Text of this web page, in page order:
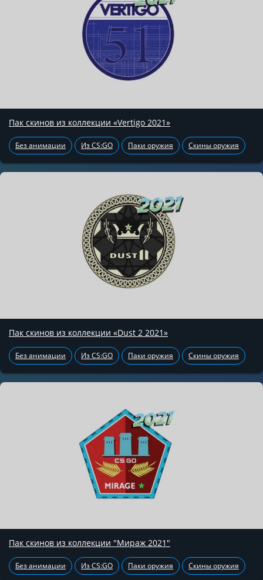
Пак скинов из коллекции «Vertigo 2021»
Без анимации Из CS:GO Паки оружия Скины оружия
Пак скинов из коллекции «Dust 2 2021»
Без анимации Из CS:GO Паки оружия Скины оружия
Пак скинов из коллекции "Мираж 2021"
Без анимации Из CS:GO Паки оружия Скины оружия